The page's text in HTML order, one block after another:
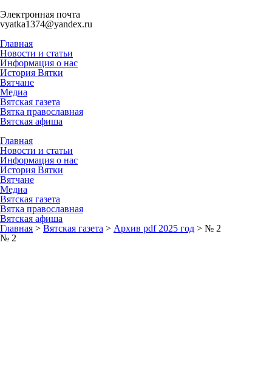
Электронная почта
vyatka1374@yandex.ru
Главная
Новости и статьи
Информация о нас
История Вятки
Вятчане
Медиа
Вятская газета
Вятка православная
Вятская афиша
Главная
Новости и статьи
Информация о нас
История Вятки
Вятчане
Медиа
Вятская газета
Вятка православная
Вятская афиша
Главная > Вятская газета > Архив pdf 2025 год > № 2
№ 2